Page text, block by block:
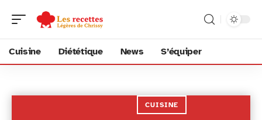
Cuisine Diététique News S’équiper
CUISINE